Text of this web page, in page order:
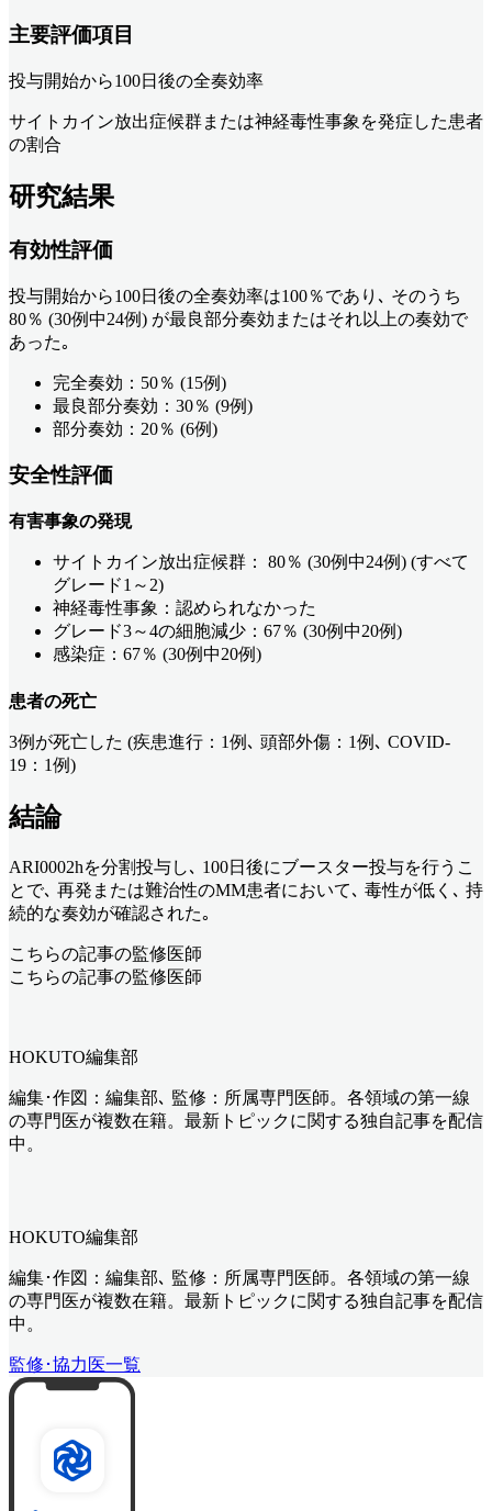
主要評価項目
投与開始から100日後の全奏効率
サイトカイン放出症候群または神経毒性事象を発症した患者
の割合
研究結果
有効性評価
投与開始から100日後の全奏効率は100％であり､ そのうち
80％ (30例中24例) が最良部分奏効またはそれ以上の奏効で
あった｡
完全奏効：50％ (15例)
最良部分奏効：30％ (9例)
部分奏効：20％ (6例)
安全性評価
有害事象の発現
サイトカイン放出症候群： 80％ (30例中24例) (すべて
グレード1～2)
神経毒性事象：認められなかった
グレード3～4の細胞減少：67％ (30例中20例)
感染症：67％ (30例中20例)
患者の死亡
3例が死亡した (疾患進行：1例､ 頭部外傷：1例､ COVID-
19：1例)
結論
ARI0002hを分割投与し､ 100日後にブースター投与を行うこ
とで､ 再発または難治性のMM患者において､ 毒性が低く､ 持
続的な奏効が確認された｡
こちらの記事の監修医師
こちらの記事の監修医師
HOKUTO編集部
編集･作図：編集部､ 監修：所属専門医師。各領域の第一線
の専門医が複数在籍。最新トピックに関する独自記事を配信
中。
HOKUTO編集部
編集･作図：編集部､ 監修：所属専門医師。各領域の第一線
の専門医が複数在籍。最新トピックに関する独自記事を配信
中。
監修･協力医一覧